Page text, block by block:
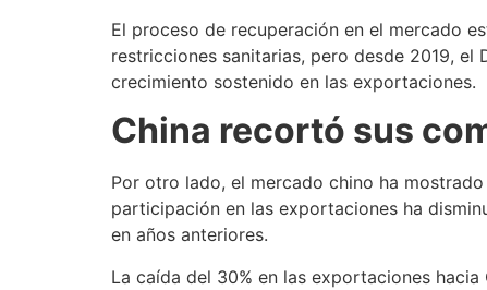
El proceso de recuperación en el mercado
restricciones sanitarias, pero desde 2019,
crecimiento sostenido en las exportaciones.
China recortó sus
Por otro lado, el mercado chino ha
participación en las exportaciones ha
en años anteriores.
La caída del 30% en las exportaciones